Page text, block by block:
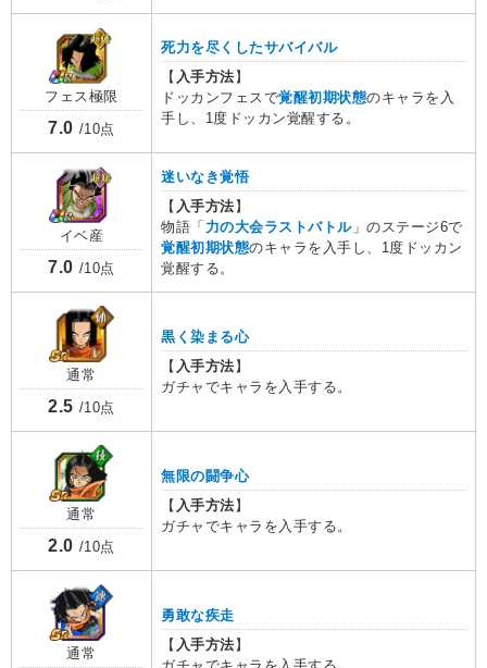
フェス極限
7.0 /10点
死力を尽くしたサバイバル
【 入手方法 】
ドッカンフェスで覚醒初期状態のキャラを入
手し、1度ドッカン覚醒する。
イベ産
7.0 /10点
迷いなき覚悟
【 入手方法 】
物語「 力の大会ラストバトル」のステージ6で
覚醒初期状態のキャラを入手し、1度ドッカン
覚醒する。
通常
2.5 /10点
黒く染まる心
【 入手方法 】
ガチャでキャラを入手する。
通常
2.0 /10点
無限の闘争心
【 入手方法 】
ガチャでキャラを入手する。
通常
勇敢な疾走
【 入手方法 】